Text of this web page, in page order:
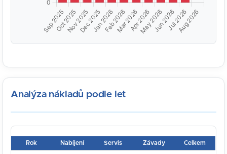
Analýza nákladů podle let
Rok Nabíjení Servis Závady Celkem